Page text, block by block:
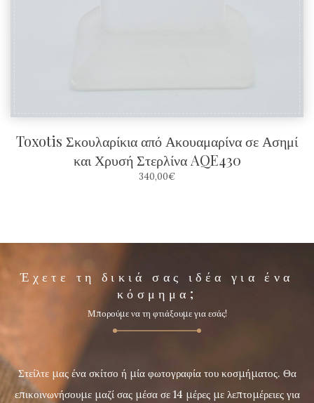
Toxotis Σκουλαρίκια από Ακουαμαρίνα σε Ασημί
και Χρυσή Στερλίνα AQE430
340,00€
Έχετε τη δικιά σας ιδέα για ένα
κόσμημα;
Μπορούμε να τη φτιάξουμε για εσάς!
Στείλτε μας ένα σκίτσο ή μία φωτογραφία του κοσμήματος. Θα
επικοινωνήσουμε μαζί σας μέσα σε 14 μέρες με λεπτομέρειες για